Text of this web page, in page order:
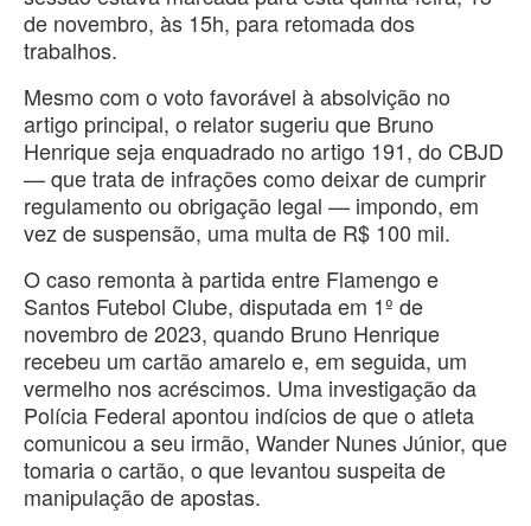
de novembro, às 15h, para retomada dos
trabalhos.
Mesmo com o voto favorável à absolvição no
artigo principal, o relator sugeriu que Bruno
Henrique seja enquadrado no artigo 191, do CBJD
— que trata de infrações como deixar de cumprir
regulamento ou obrigação legal — impondo, em
vez de suspensão, uma multa de R$ 100 mil.
O caso remonta à partida entre Flamengo e
Santos Futebol Clube, disputada em 1º de
novembro de 2023, quando Bruno Henrique
recebeu um cartão amarelo e, em seguida, um
vermelho nos acréscimos. Uma investigação da
Polícia Federal apontou indícios de que o atleta
comunicou a seu irmão, Wander Nunes Júnior, que
tomaria o cartão, o que levantou suspeita de
manipulação de apostas.